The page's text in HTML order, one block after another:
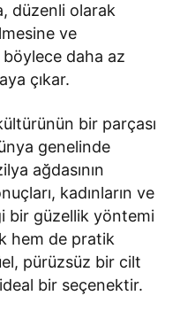
düzenli olarak
ve
böylece daha az
çıkar.
bir parçası
genelinde
ağdasının
kadınların ve
bir güzellik yöntemi
hem de pratik
pürüzsüz bir cilt
bir seçenektir.